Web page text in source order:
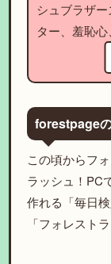
シュブラザ
ター、羞恥
forestpage
この頃からフ
ラッシュ！PC
作れる「毎日
「フォレスト